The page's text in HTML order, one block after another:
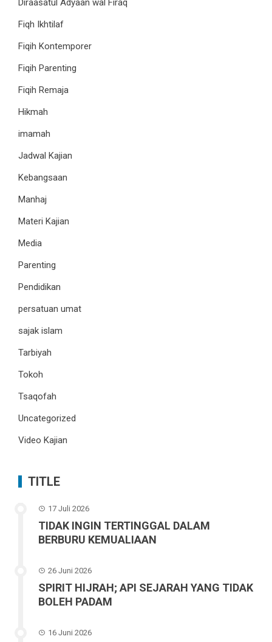
Fiqh Ikhtilaf
Fiqih Kontemporer
Fiqih Parenting
Fiqih Remaja
Hikmah
imamah
Jadwal Kajian
Kebangsaan
Manhaj
Materi Kajian
Media
Parenting
Pendidikan
persatuan umat
sajak islam
Tarbiyah
Tokoh
Tsaqofah
Uncategorized
Video Kajian
TITLE
17 Juli 2026
TIDAK INGIN TERTINGGAL DALAM
BERBURU KEMUALIAAN
26 Juni 2026
SPIRIT HIJRAH; API SEJARAH YANG TIDAK
BOLEH PADAM
16 Juni 2026